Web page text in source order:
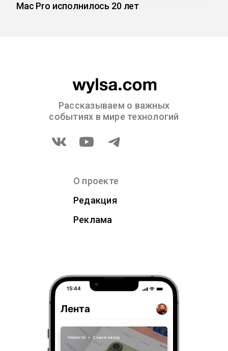
Mac Pro исполнилось 20 лет
Рассказываем о важных
событиях в мире технологий
О проекте
Редакция
Реклама
15:44
Лента
Новости • 2 часа назад